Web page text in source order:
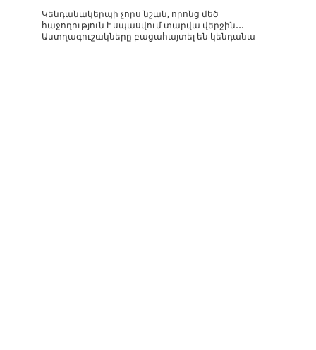
Կենդանակերպի չորս նշան, որոնց մեծ
հաջողություն է սպասվում տարվա վերջին․․․
Աստղագուշակները բացահայտել են կենդանա